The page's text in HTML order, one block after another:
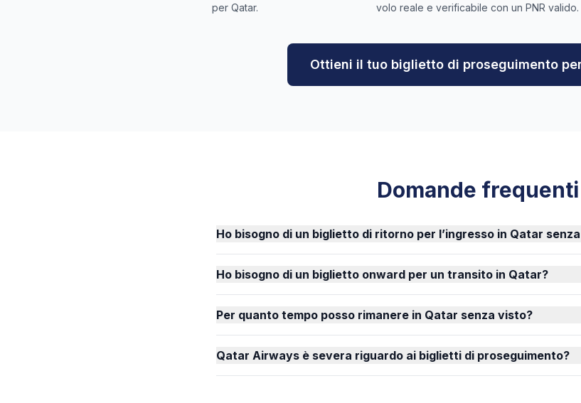
per Qatar.
volo reale e verificabile con un PNR valido.
Ottieni il tuo biglietto di proseguimento
Domande frequenti
Ho bisogno di un biglietto di ritorno per l’ingresso in Qatar
Ho bisogno di un biglietto onward per un transito in Qatar?
Per quanto tempo posso rimanere in Qatar senza visto?
Qatar Airways è severa riguardo ai biglietti di proseguimento?